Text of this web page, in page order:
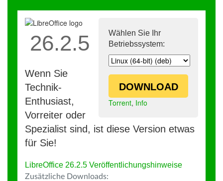
Wählen Sie Ihr
Betriebssystem:
DOWNLOAD
Torrent, Info
26.2.5
Wenn Sie
Technik-
Enthusiast,
Vorreiter oder
Spezialist sind, ist diese Version etwas
für Sie!
LibreOffice 26.2.5 Veröffentlichungshinweise
Zusätzliche Downloads: